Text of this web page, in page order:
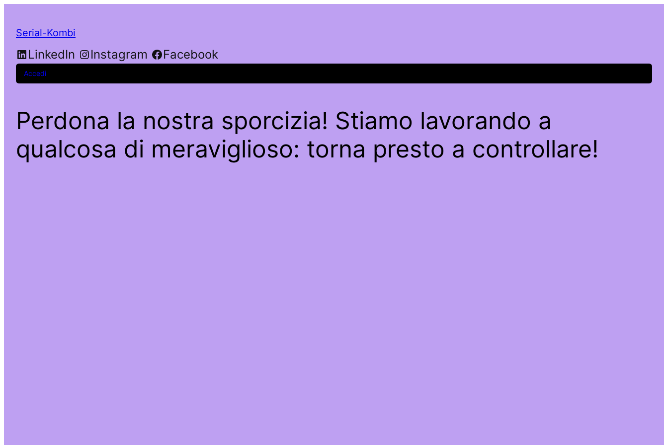
Serial-Kombi
LinkedIn Instagram Facebook
Accedi
Perdona la nostra sporcizia! Stiamo lavorando a
qualcosa di meraviglioso: torna presto a controllare!